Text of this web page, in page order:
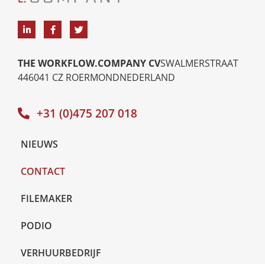
THE WORKFLOW.COMPANY CVSWALMERSTRAAT
446041 CZ ROERMONDNEDERLAND
+31 (0)475 207 018
NIEUWS
CONTACT
FILEMAKER
PODIO
VERHUURBEDRIJF